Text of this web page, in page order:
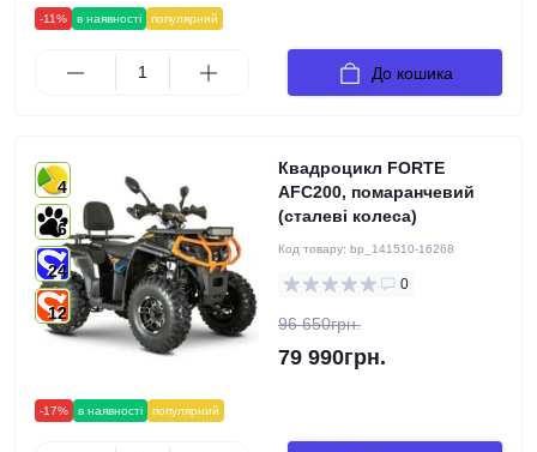
-11% в наявності популярний
До кошика
-17% в наявності популярний
4
6
24
12
Квадроцикл FORTE
AFC200, помаранчевий
(сталеві колеса)
Код товару: bp_141510-16268
0
96 650грн.
79 990грн.